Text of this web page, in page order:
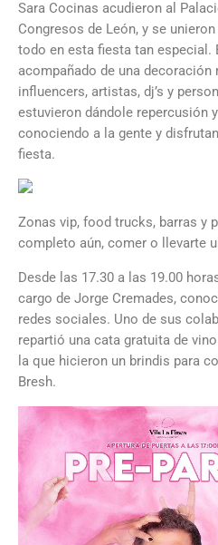
Sara Cocinas acudieron al
Congresos de León, y se
todo en esta fiesta tan especial.
acompañado de una decoración
influencers, artistas, dj’s y
estuvieron dándole repercusión
conociendo a la gente y
fiesta.
Zonas vip, food trucks, barras y
completo aún, comer o llevarte
Desde las 17.30 a las 19.00
cargo de Jorge Cremades,
redes sociales. Uno de sus
repartió una cata gratuita de
la que hicieron un brindis para
Bresh.